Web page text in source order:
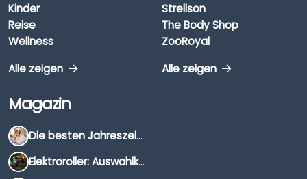
Kinder
Reise
Wellness
Alle zeigen
Strellson
The Body Shop
ZooRoyal
Alle zeigen
Magazin
Die besten Jahreszeiten für Schnäppchenjäger
Elektroroller: Auswahlkriterien, Unterschiede & Tipps